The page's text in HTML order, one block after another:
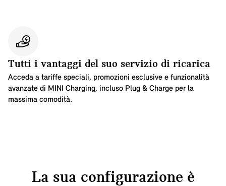
Tutti i vantaggi del suo servizio di ricarica
Acceda a tariffe speciali, promozioni esclusive e funzionalità
avanzate di MINI Charging, incluso Plug & Charge per la
massima comodità.
La sua configurazione è